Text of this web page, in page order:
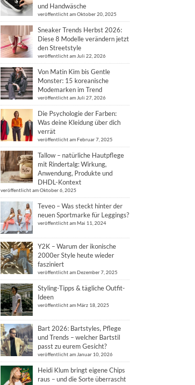
und Handwäsche
veröffentlicht am Oktober 20, 2025
Sneaker Trends Herbst 2026:
Diese 8 Modelle verändern jetzt
den Streetstyle
veröffentlicht am Juli 22, 2026
Von Matin Kim bis Gentle
Monster: 15 koreanische
Modemarken im Trend
veröffentlicht am Juli 27, 2026
Die Psychologie der Farben:
Was deine Kleidung über dich
verrät
veröffentlicht am Februar 7, 2025
Tallow – natürliche Hautpflege
mit Rindertalg: Wirkung,
Anwendung, Produkte und
DHDL-Kontext
veröffentlicht am Oktober 6, 2025
Teveo – Was steckt hinter der
neuen Sportmarke für Leggings?
veröffentlicht am Mai 11, 2024
Y2K – Warum der ikonische
2000er Style heute wieder
fasziniert
veröffentlicht am Dezember 7, 2025
Styling-Tipps & tägliche Outfit-
Ideen
veröffentlicht am März 18, 2025
Bart 2026: Bartstyles, Pflege
und Trends – welcher Bartstil
passt zu eurem Gesicht?
veröffentlicht am Januar 10, 2026
Heidi Klum bringt eigene Chips
raus – und die Sorte überrascht